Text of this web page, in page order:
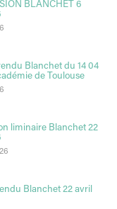
BLANCHET 6
Blanchet du 14 04
de Toulouse
liminaire Blanchet 22
Blanchet 22 avril